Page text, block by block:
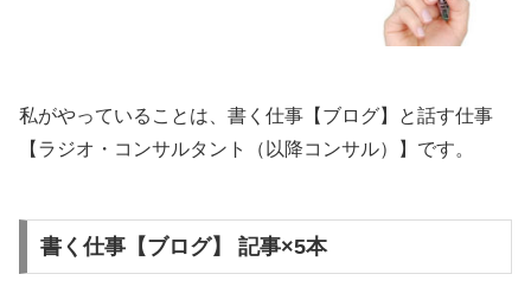
私がやっていることは、書く仕事【ブログ】と話す仕事
【ラジオ・コンサルタント（以降コンサル）】です。
書く仕事【ブログ】 記事×5本